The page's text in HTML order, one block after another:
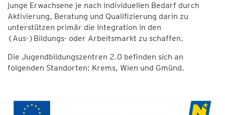
junge Erwachsene je nach individuellen Bedarf durch
Aktivierung, Beratung und Qualifizierung darin zu
unterstützen primär die Integration in den
(Aus-)Bildungs- oder Arbeitsmarkt zu schaffen.
Die Jugendbildungszentren 2.0 befinden sich an
folgenden Standorten: Krems, Wien und Gmünd.